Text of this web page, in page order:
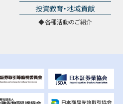
投資教育・地域貢献
各種活動のご紹介